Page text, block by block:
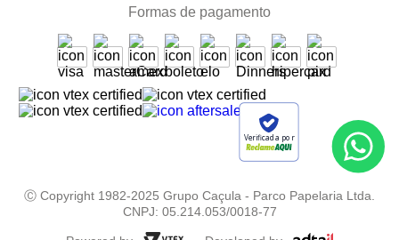
Formas de pagamento
Verificada por
Ⓒ Copyright 1982-2025 Grupo Caçula - Parco Papelaria Ltda.
CNPJ: 05.214.053/0018-77